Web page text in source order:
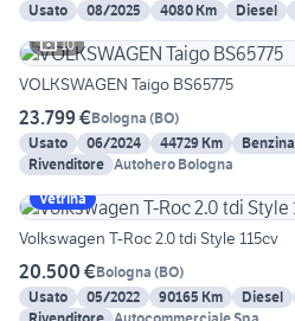
Usato
08/2025 4080 Km Diesel
10
VOLKSWAGEN Taigo BS65775
23.799 €Bologna (BO)
Usato
06/2024 44729 Km Benzina
Rivenditore Autohero Bologna
Vetrina
Volkswagen T-Roc 2.0 tdi Style 115cv
20.500 €Bologna (BO)
Usato
05/2022 90165 Km Diesel